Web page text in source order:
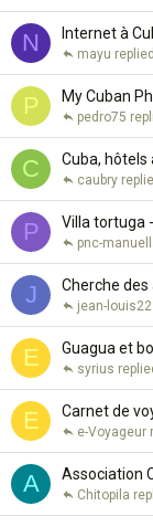
N Internet à
mayu
P My Cuban
pedro75
C Cuba, hôtels
caubry
P Villa tortuga
pnc-
J Cherche des
jean-louis22
E Guagua et
syrius
E Carnet de
e-Voyageur
A Association
Chitopila